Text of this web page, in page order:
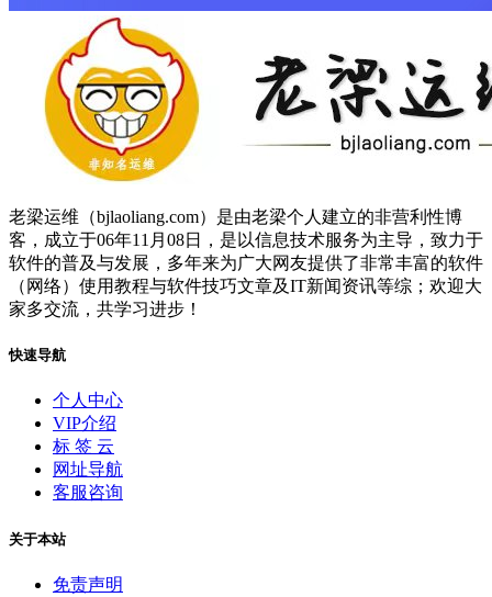
老梁运维（bjlaoliang.com）是由老梁个人建立的非营利性博
客，成立于06年11月08日，是以信息技术服务为主导，致力于
软件的普及与发展，多年来为广大网友提供了非常丰富的软件
（网络）使用教程与软件技巧文章及IT新闻资讯等综；欢迎大
家多交流，共学习进步！
快速导航
个人中心
VIP介绍
标 签 云
网址导航
客服咨询
关于本站
免责声明